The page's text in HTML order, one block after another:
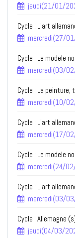
jeudi(21/01/
Cycle : L’art
mercredi(27/
Cycle : Le modele
mercredi(03/
Cycle : La
mercredi(10/
Cycle : L’art
mercredi(17/
Cycle : Le modele
mercredi(24/
Cycle : L’art
mercredi(03/
Cycle : Allemagne
jeudi(04/03/